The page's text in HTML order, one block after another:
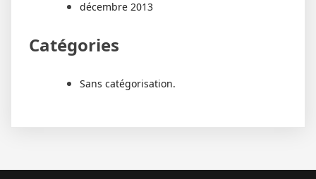
décembre 2013
Catégories
Sans catégorisation.